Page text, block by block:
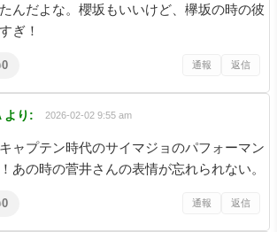
んだよな。櫻坂もいいけど、欅坂の時の彼
ぎ！
0 通報 返信
より: 2026-02-02 9:55 am
ャプテン時代のサイマジョのパフォーマン
あの時の菅井さんの表情が忘れられない。
0 通報 返信